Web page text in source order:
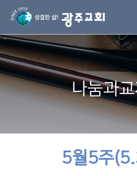
1
나눔과
5월5주